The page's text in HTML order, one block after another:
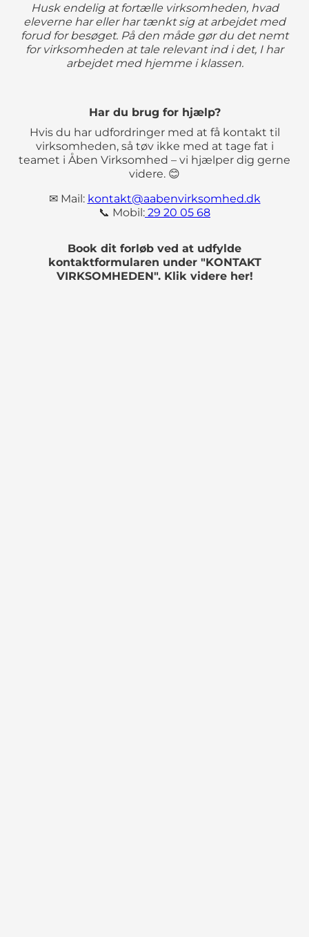
Husk endelig at fortælle virksomheden, hvad
eleverne har eller har tænkt sig at arbejdet med
forud for besøget. På den måde gør du det nemt
for virksomheden at tale relevant ind i det, I har
arbejdet med hjemme i klassen.
Har du brug for hjælp?
Hvis du har udfordringer med at få kontakt til
virksomheden, så tøv ikke med at tage fat i
teamet i Åben Virksomhed – vi hjælper dig gerne
videre. 😊
✉ Mail: kontakt@aabenvirksomhed.dk
📞 Mobil: 29 20 05 68
Book dit forløb ved at udfylde
kontaktformularen under "KONTAKT
VIRKSOMHEDEN". Klik videre her!